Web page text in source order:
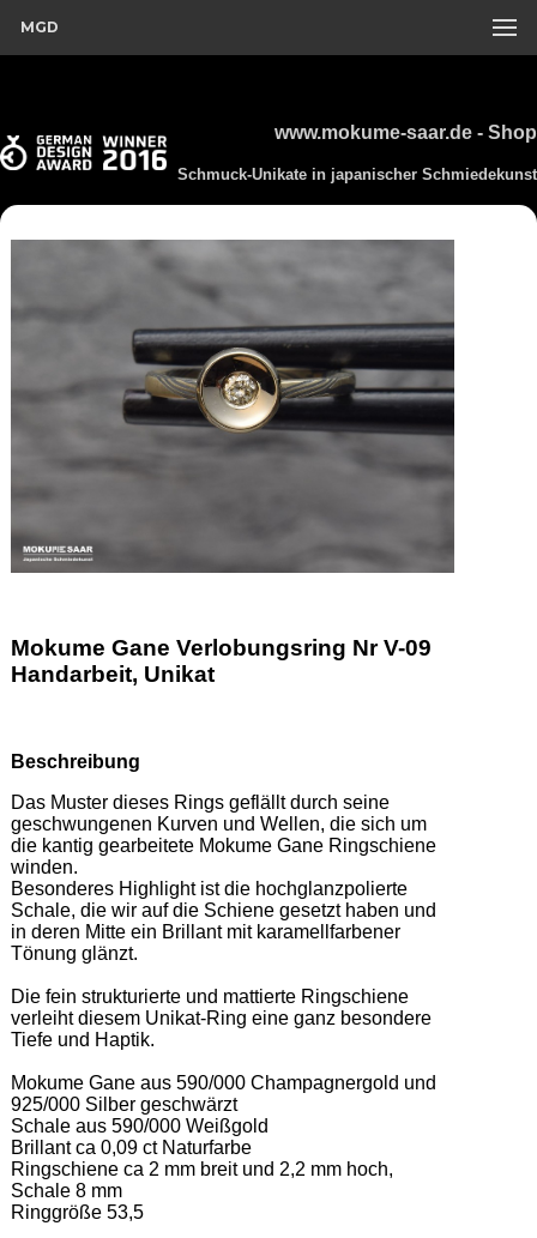
MGD
www.mokume-saar.de - Shop
Schmuck-Unikate in japanischer Schmiedekunst
Mokume Gane Verlobungsring Nr V-09
Handarbeit, Unikat
Beschreibung
Das Muster dieses Rings geflällt durch seine
geschwungenen Kurven und Wellen, die sich um
die kantig gearbeitete Mokume Gane Ringschiene
winden.
Besonderes Highlight ist die hochglanzpolierte
Schale, die wir auf die Schiene gesetzt haben und
in deren Mitte ein Brillant mit karamellfarbener
Tönung glänzt.
Die fein strukturierte und mattierte Ringschiene
verleiht diesem Unikat-Ring eine ganz besondere
Tiefe und Haptik.
Mokume Gane aus 590/000 Champagnergold und
925/000 Silber geschwärzt
Schale aus 590/000 Weißgold
Brillant ca 0,09 ct Naturfarbe
Ringschiene ca 2 mm breit und 2,2 mm hoch,
Schale 8 mm
Ringgröße 53,5